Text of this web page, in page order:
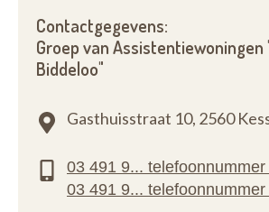
Contactgegevens:
Groep van Assistentiewoningen
Biddeloo"
Gasthuisstraat 10, 2560